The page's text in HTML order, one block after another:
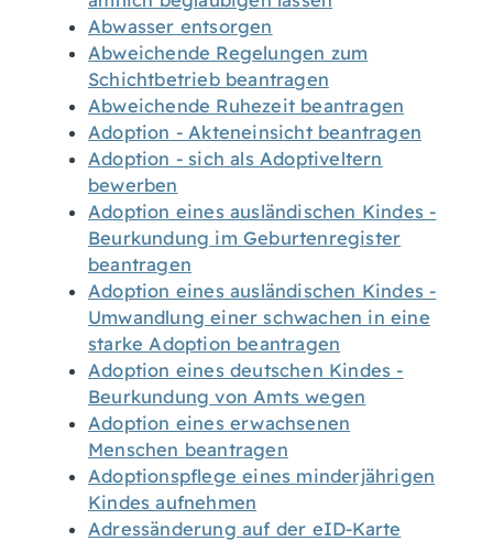
Abwasser entsorgen
Abweichende Regelungen zum
Schichtbetrieb beantragen
Abweichende Ruhezeit beantragen
Adoption - Akteneinsicht beantragen
Adoption - sich als Adoptiveltern
bewerben
Adoption eines ausländischen Kindes -
Beurkundung im Geburtenregister
beantragen
Adoption eines ausländischen Kindes -
Umwandlung einer schwachen in eine
starke Adoption beantragen
Adoption eines deutschen Kindes -
Beurkundung von Amts wegen
Adoption eines erwachsenen
Menschen beantragen
Adoptionspflege eines minderjährigen
Kindes aufnehmen
Adressänderung auf der eID-Karte